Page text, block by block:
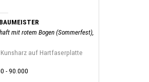
mit rotem Bogen (Sommerfest),
Kunsharz auf Hartfaserplatte
- 90.000